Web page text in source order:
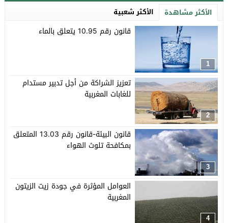
الأكثر مشاهدة الأكثر شعبية
1
قانون رقم 10.95 يتعلق بالماء
2
تعزيز الشراكة من أجل تدبير مستدام
للغابات المغربية
3
قانون البيئة-قانون رقم 13.03 المتعلق
بمكافحة تلوث الهواء
4
العوامل المؤثرة في جودة زيت الزيتون
المغربية